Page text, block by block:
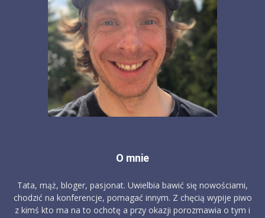
O mnie
Tata, mąż, bloger, pasjonat. Uwielbia bawić się nowościami,
chodzić na konferencje, pomagać innym. Z chęcią wypije piwo
z kimś kto ma na to ochotę a przy okazji porozmawia o tym i